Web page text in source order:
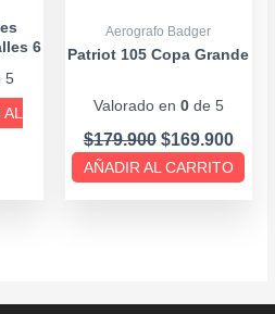
6
5
Aerografo Badger
Patriot 105 Copa Grande
Valorado en 0de 5
$179.900 $169.900
AÑADIR AL CARRITO